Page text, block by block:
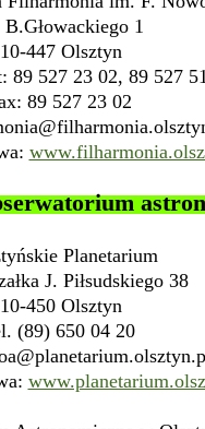
1
10-447 Olsztyn
89 527 23 02, 89 527
89 527 23 02
Planetarium
J. Piłsudskiego 38
10-450 Olsztyn
(89) 650 04 20